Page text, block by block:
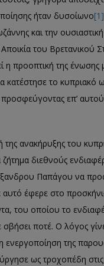
ήταν δυσοίωνο[1]
και την
του Βρετανικού
η προοπτική της ένωσης
κατέστησε το κυπριακό
προσφεύγοντας επ’
ανακήρυξης του
διεθνούς
Παπάγου να
αυτό έφερε στο
του οποίου το
ποτέ. Ο λόγος
ενεργοποίηση της
ως τροχοπέδη στις